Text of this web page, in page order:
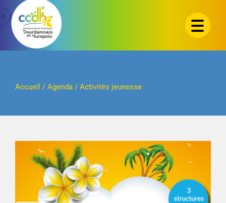
Passer
contenu
Accueil / Agenda/ Activités jeunesse